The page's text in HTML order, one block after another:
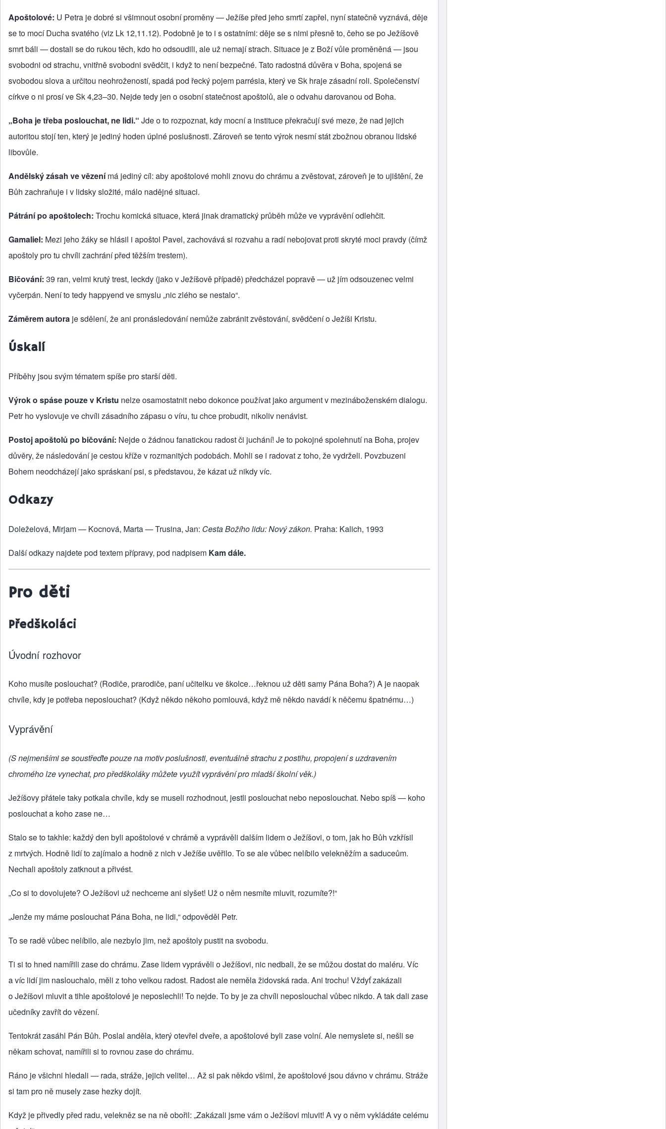
Apoštolové: U Petra je dobré si všimnout osobní proměny — Ježíše před jeho smrtí zapřel, nyní statečně vyznává, děje
se to mocí Ducha svatého (viz Lk 12,11.12). Podobně je to i s ostatními: děje se s nimi přesně to, čeho se po Ježíšově
smrt báli — dostali se do rukou těch, kdo ho odsoudili, ale už nemají strach. Situace je z Boží vůle proměněná — jsou
svobodni od strachu, vnitřně svobodni svědčit, i když to není bezpečné. Tato radostná důvěra v Boha, spojená se
svobodou slova a určitou neohrožeností, spadá pod řecký pojem parrésia, který ve Sk hraje zásadní roli. Společenství
církve o ni prosí ve Sk 4,23–30. Nejde tedy jen o osobní statečnost apoštolů, ale o odvahu darovanou od Boha.
„Boha je třeba poslouchat, ne lidi.“ Jde o to rozpoznat, kdy mocní a instituce překračují své meze, že nad jejich
autoritou stojí ten, který je jediný hoden úplné poslušnosti. Zároveň se tento výrok nesmí stát zbožnou obranou lidské
libovůle.
Andělský zásah ve vězenímá jediný cíl: aby apoštolové mohli znovu do chrámu a zvěstovat, zároveň je to ujištění, že
Bůh zachraňuje i v lidsky složité, málo nadějné situaci.
Pátrání po apoštolech: Trochu komická situace, která jinak dramatický průběh může ve vyprávění odlehčit.
Gamaliel: Mezi jeho žáky se hlásil i apoštol Pavel, zachovává si rozvahu a radí nebojovat proti skryté moci pravdy (čímž
apoštoly pro tu chvíli zachrání před těžším trestem).
Bičování: 39 ran, velmi krutý trest, leckdy (jako v Ježíšově případě) předcházel popravě — už jím odsouzenec velmi
vyčerpán. Není to tedy happyend ve smyslu „nic zlého se nestalo“.
Záměrem autora je sdělení, že ani pronásledování nemůže zabránit zvěstování, svědčení o Ježíši Kristu.
Úskalí
Příběhy jsou svým tématem spíše pro starší děti.
Výrok o spáse pouze v Kristu nelze osamostatnit nebo dokonce používat jako argument v mezináboženském dialogu.
Petr ho vyslovuje ve chvíli zásadního zápasu o víru, tu chce probudit, nikoliv nenávist.
Postoj apoštolů po bičování: Nejde o žádnou fanatickou radost či juchání! Je to pokojné spolehnutí na Boha, projev
důvěry, že následování je cestou kříže v rozmanitých podobách. Mohli se i radovat z toho, že vydrželi. Povzbuzeni
Bohem neodcházejí jako spráskaní psi, s představou, že kázat už nikdy víc.
Odkazy
Doleželová, Mirjam — Kocnová, Marta — Trusina, Jan: Cesta Božího lidu: Nový zákon. Praha: Kalich, 1993
Další odkazy najdete pod textem přípravy, pod nadpisem Kam dále.
Pro děti
Předškoláci
Úvodní rozhovor
Koho musíte poslouchat? (Rodiče, prarodiče, paní učitelku ve školce…řeknou už děti samy Pána Boha?) A je naopak
chvíle, kdy je potřeba neposlouchat? (Když někdo někoho pomlouvá, když mě někdo navádí k něčemu špatnému…)
Vyprávění
(S nejmenšími se soustřeďte pouze na motiv poslušnosti, eventuálně strachu z postihu, propojení s uzdravením
chromého lze vynechat, pro předškoláky můžete využít vyprávění pro mladší školní věk.)
Ježíšovy přátele taky potkala chvíle, kdy se museli rozhodnout, jestli poslouchat nebo neposlouchat. Nebo spíš — koho
poslouchat a koho zase ne…
Stalo se to takhle: každý den byli apoštolové v chrámě a vyprávěli dalším lidem o Ježíšovi, o tom, jak ho Bůh vzkřísil
z mrtvých. Hodně lidí to zajímalo a hodně z nich v Ježíše uvěřilo. To se ale vůbec nelíbilo velekněžím a saduceům.
Nechali apoštoly zatknout a přivést.
„Co si to dovolujete? O Ježíšovi už nechceme ani slyšet! Už o něm nesmíte mluvit, rozumíte?!“
„Jenže my máme poslouchat Pána Boha, ne lidi,“ odpověděl Petr.
To se radě vůbec nelíbilo, ale nezbylo jim, než apoštoly pustit na svobodu.
Ti si to hned namířili zase do chrámu. Zase lidem vyprávěli o Ježíšovi, nic nedbali, že se můžou dostat do maléru. Víc
a víc lidí jim naslouchalo, měli z toho velkou radost. Radost ale neměla židovská rada. Ani trochu! Vždyť zakázali
o Ježíšovi mluvit a tihle apoštolové je neposlechli! To nejde. To by je za chvíli neposlouchal vůbec nikdo. A tak dali zase
učedníky zavřít do vězení.
Tentokrát zasáhl Pán Bůh. Poslal anděla, který otevřel dveře, a apoštolové byli zase volní. Ale nemyslete si, nešli se
někam schovat, namířili si to rovnou zase do chrámu.
Ráno je všichni hledali — rada, stráže, jejich velitel… Až si pak někdo všiml, že apoštolové jsou dávno v chrámu. Stráže
si tam pro ně musely zase hezky dojít.
Když je přivedly před radu, velekněz se na ně obořil: „Zakázali jsme vám o Ježíšovi mluvit! A vy o něm vykládáte celému